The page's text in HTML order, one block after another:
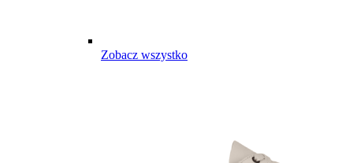
Zobacz wszystko